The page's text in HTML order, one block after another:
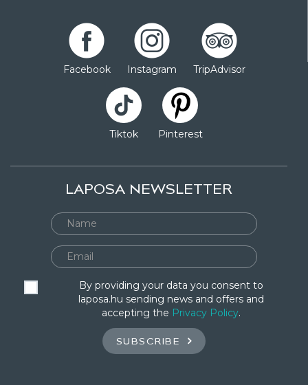
Facebook Instagram TripAdvisor
Tiktok Pinterest
LAPOSA NEWSLETTER
By providing your data you consent to
laposa.hu sending news and offers and
accepting the Privacy Policy.
SUBSCRIBE